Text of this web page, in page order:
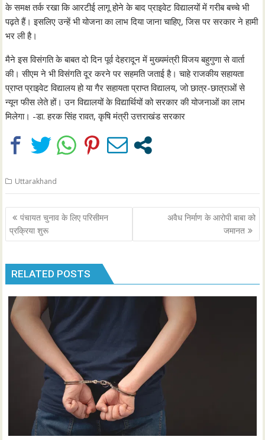
के समक्ष तर्क रखा कि आरटीई लागू होने के बाद प्राइवेट विद्यालयों में गरीब बच्चे भी
पढ़ते हैं। इसलिए उन्हें भी योजना का लाभ दिया जाना चाहिए, जिस पर सरकार ने हामी
भर ली है।
मैने इस विसंगति के बाबत दो दिन पूर्व देहरादून में मुख्यमंत्री विजय बहुगुणा से वार्ता
की। सीएम ने भी विसंगति दूर करने पर सहमति जताई है। चाहे राजकीय सहायता
प्राप्त प्राइवेट विद्यालय हो या गैर सहायता प्राप्त विद्यालय, जो छात्र-छात्राओं से
न्यून फीस लेते हों। उन विद्यालयों के विद्यार्थियों को सरकार की योजनाओं का लाभ
मिलेगा। -डा. हरक सिंह रावत, कृषि मंत्री उत्तराखंड सरकार
Uttarakhand
Post
navigation
पंचायत चुनाव के लिए परिसीमन
प्रक्रिया शुरू
अवैध निर्माण के आरोपी बाबा को
जमानत
RELATED POSTS